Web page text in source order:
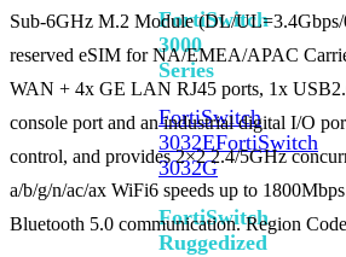
FortiSwitch
3000
Series
FortiSwitch
3032EFortiSwitch
3032G
FortiSwitch
Ruggedized
Sub-6GHz M.2 Module (DL/UL=3.4Gbps/
reserved eSIM for NA/EMEA/APAC
WAN + 4x GE LAN RJ45 ports, 1x
console port and an industrial digital I/O
control, and provides 2×2 2.4/5GHz
a/b/g/n/ac/ax WiFi6 speeds up to
Bluetooth 5.0 communication. Region